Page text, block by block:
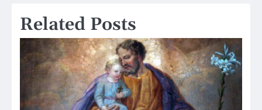
Related Posts